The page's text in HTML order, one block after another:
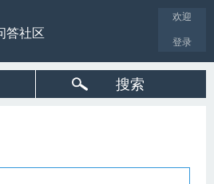
欢迎
登录
答社区
搜索